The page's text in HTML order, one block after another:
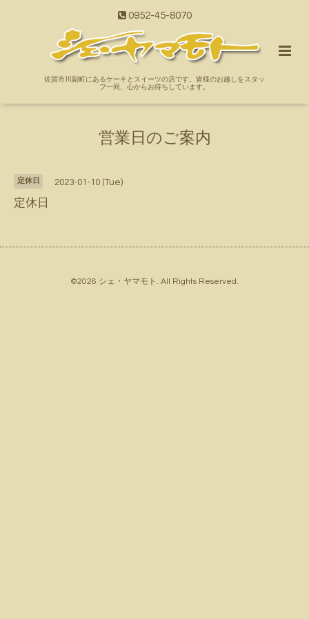
0952-45-8070
佐賀市川副町にあるケーキとスイーツの店です。皆様のお越しをスタッ
フ一同、心からお待ちしています。
営業日のご案内
定休日 2023-01-10 (Tue)
定休日
©2026 シェ・ヤマモト . All Rights Reserved.